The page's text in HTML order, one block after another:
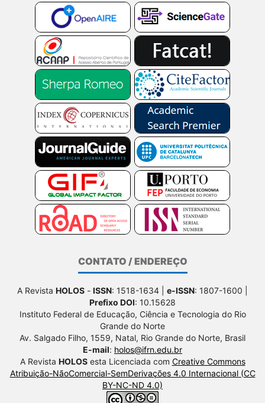
CONTATO / ENDEREÇO
A Revista HOLOS - ISSN: 1518-1634 | e-ISSN: 1807-1600 |
Prefixo DOI: 10.15628
Instituto Federal de Educação, Ciência e Tecnologia do Rio
Grande do Norte
Av. Salgado Filho, 1559, Natal, Rio Grande do Norte, Brasil
E-mail: holos@ifrn.edu.br
A Revista HOLOSesta Licenciada com Creative Commons
Atribuição-NãoComercial-SemDerivações 4.0 Internacional (CC
BY-NC-ND 4.0)